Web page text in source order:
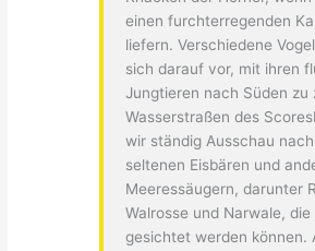
einen furchterregenden
liefern. Verschiedene
sich darauf vor, mit ihren
Jungtieren nach Süden zu
Wasserstraßen des
wir ständig Ausschau
seltenen Eisbären und
Meeressäugern, darunter
Walrosse und Narwale,
gesichtet werden können.